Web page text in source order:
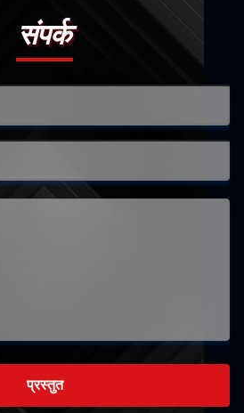
संपर्क
प्रस्तुत